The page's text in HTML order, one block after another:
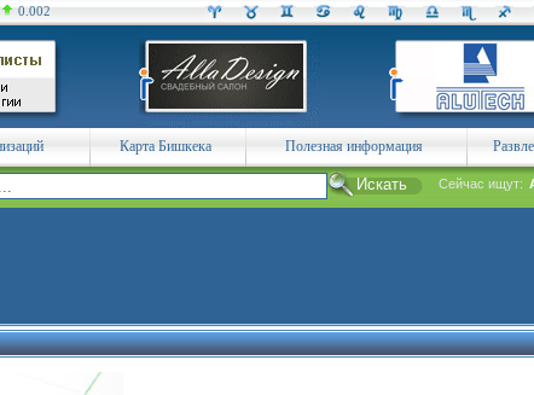
0.002
Карта Бишкека Полезная информация
Сейчас ищут: